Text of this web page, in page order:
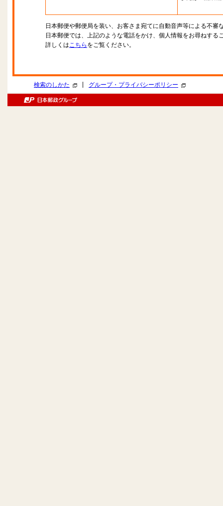
日本郵便や郵便局を装い、お客さま宛てに自動音声等による不審
日本郵便では、上記のような電話をかけ、個人情報をお尋ねする
詳しくはこちら をご覧ください。
検索のしかた グループ・プライバシーポリシー